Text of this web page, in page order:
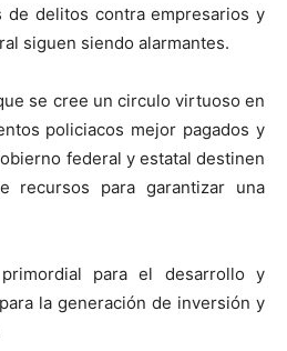
de delitos contra empresarios y
siguen siendo alarmantes.
se cree un circulo virtuoso en
policiacos mejor pagados y
federal y estatal destinen
recursos para garantizar una
para el desarrollo y
la generación de inversión y